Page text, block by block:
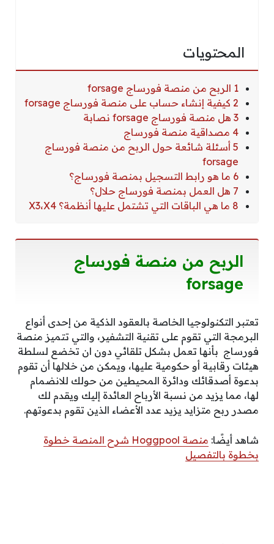
المحتويات
1 الربح من منصة فورساج forsage
2 كيفية إنشاء حساب على منصة فورساج forsage
3 هل منصة فورساج forsage نصابة
4 مصداقية منصة فورساج
5 أسئلة شائعة حول الربح من منصة فورساج
forsage
6 ما هو رابط التسجيل بمنصة فورساج؟
7 هل العمل بمنصة فورساج حلال؟
8 ما هي الباقات التي تشتمل عليها أنظمة؟ X3،X4
الربح من منصة فورساج
forsage
تعتبر التكنولوجيا الخاصة بالعقود الذكية من إحدى أنواع
البرمجة التي تقوم على تقنية التشفير، والتي تتميز منصة
فورساج بأنها تعمل بشكل تلقائي دون ان تخضع لسلطة
هيئات رقابية أو حكومية عليها، ويمكن من خلالها أن تقوم
بدعوة أصدقائك ودائرة المحيطين من حولك للانضمام
لها، مما يزيد من نسبة الأرباح العائدة إليك ويقدم لك
مصدر ربح متزايد يزيد عدد الأعضاء الذين تقوم بدعوتهم.
شاهد أيضًا:
منصة Hoggpool شرح المنصة خطوة
بخطوة بالتفصيل